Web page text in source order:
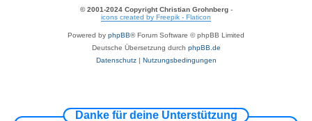
© 2001-2024 Copyright Christian Grohnberg-
icons created by Freepik - Flaticon
Powered by phpBB® Forum Software © phpBB Limited
Deutsche Übersetzung durch phpBB.de
Datenschutz| Nutzungsbedingungen
Danke für deine Unterstützung